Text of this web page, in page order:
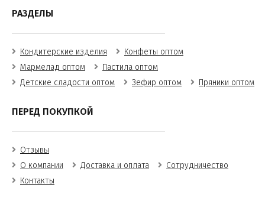
РАЗДЕЛЫ
Кондитерские изделия
Конфеты оптом
Мармелад оптом
Пастила оптом
Детские сладости оптом
Зефир оптом Пряники оптом
ПЕРЕД ПОКУПКОЙ
Отзывы
О компании
Доставка и оплата
Сотрудничество
Контакты